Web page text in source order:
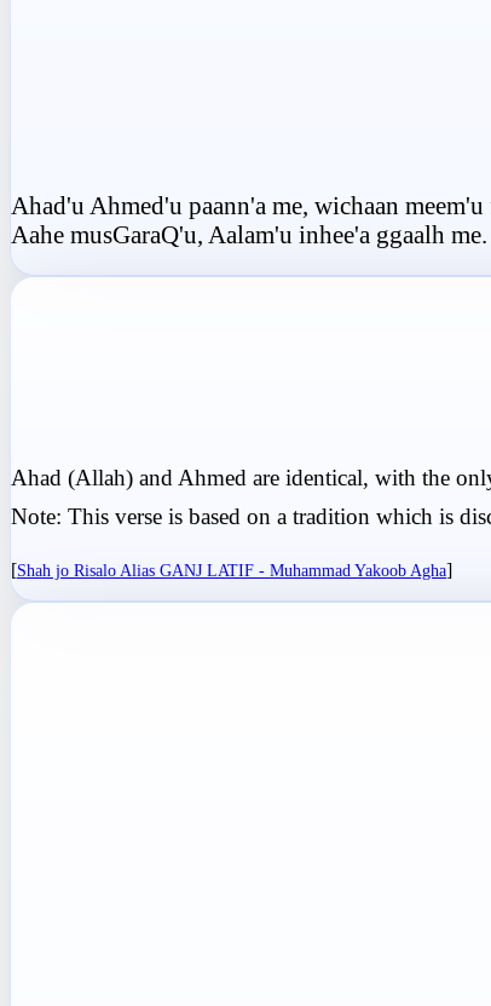
Ahad'u Ahmed'u paann'a me, wichaan
Aahe musGaraQ'u, Aalam'u inhee'a ggaalh me.
Ahad (Allah) and Ahmed are identical, with the
Note: This verse is based on a tradition which is
[Shah jo Risalo Alias GANJ LATIF - Muhammad Yakoob Agha]